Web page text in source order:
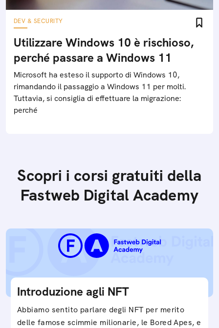
DEV & SECURITY
Utilizzare Windows 10 è rischioso,
perché passare a Windows 11
Microsoft ha esteso il supporto di Windows 10,
rimandando il passaggio a Windows 11 per molti.
Tuttavia, si consiglia di effettuare la migrazione:
perché
Scopri i corsi gratuiti della
Fastweb Digital Academy
Introduzione agli NFT
Abbiamo sentito parlare degli NFT per merito
delle famose scimmie milionarie, le Bored Apes, e